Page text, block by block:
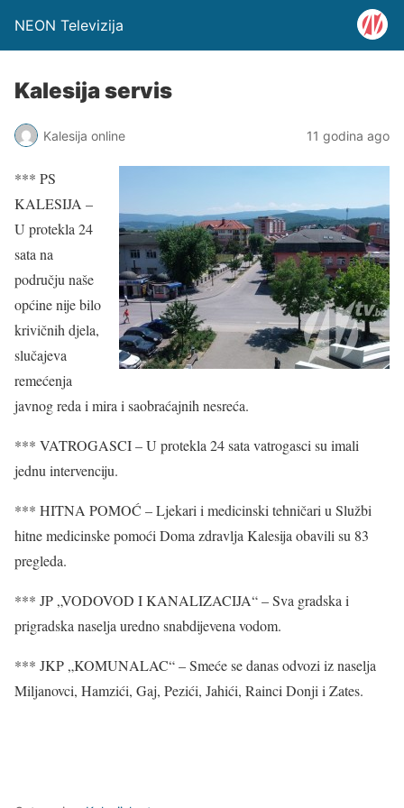
NEON Televizija
Kalesija servis
Kalesija online 11 godina ago
*** PS
KALESIJA –
U protekla 24
sata na
području naše
općine nije bilo
krivičnih djela,
slučajeva
remećenja
javnog reda i mira i saobraćajnih nesreća.
*** VATROGASCI – U protekla 24 sata vatrogasci su imali
jednu intervenciju.
*** HITNA POMOĆ – Ljekari i medicinski tehničari u Službi
hitne medicinske pomoći Doma zdravlja Kalesija obavili su 83
pregleda.
*** JP „VODOVOD I KANALIZACIJA“ – Sva gradska i
prigradska naselja uredno snabdijevena vodom.
*** JKP „KOMUNALAC“ – Smeće se danas odvozi iz naselja
Miljanovci, Hamzići, Gaj, Pezići, Jahići, Rainci Donji i Zates.